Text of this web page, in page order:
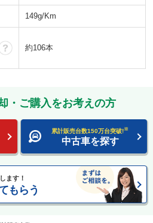
149g/Km
？約106本
・ご購入をお考えの方
累計販売台数150万台突破!※
中古車を探す
ます！
もらう